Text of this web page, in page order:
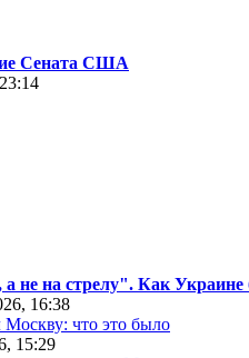
Сената США
не на стрелу". Как Украине
16:38
Москву: что это было
15:29